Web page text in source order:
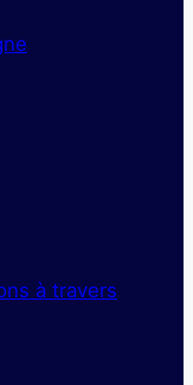
à travers